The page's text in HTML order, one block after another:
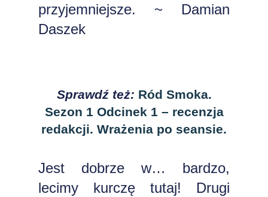
przyjemniejsze. ~ Damian
Daszek
Sprawdź też: Ród Smoka.
Sezon 1 Odcinek 1 – recenzja
redakcji. Wrażenia po seansie.
Jest dobrze w… bardzo,
lecimy kurczę tutaj! Drugi